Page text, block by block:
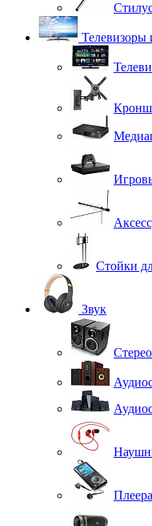
Телевизоры
Стойки
Звук
Плеера